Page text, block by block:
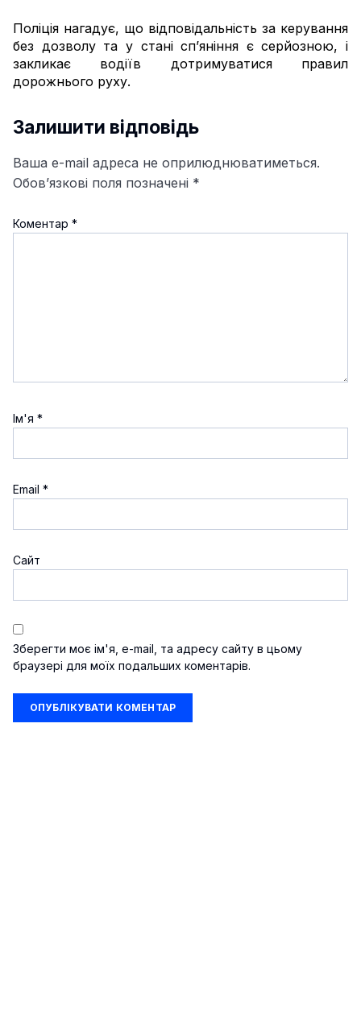
Поліція нагадує, що відповідальність за керування
без дозволу та у стані сп’яніння є серйозною, і
закликає водіїв дотримуватися правил
дорожнього руху.
Залишити відповідь
Ваша e-mail адреса не оприлюднюватиметься.
Обов’язкові поля позначені *
Коментар *
Ім'я *
Email *
Сайт
Зберегти моє ім'я, e-mail, та адресу сайту в цьому
браузері для моїх подальших коментарів.